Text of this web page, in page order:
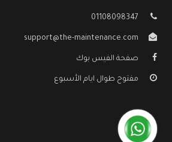
01108098347
support@the-maintenance.com
صفحة الفيس بوك
مفتوح طوال ايام الأسبوع